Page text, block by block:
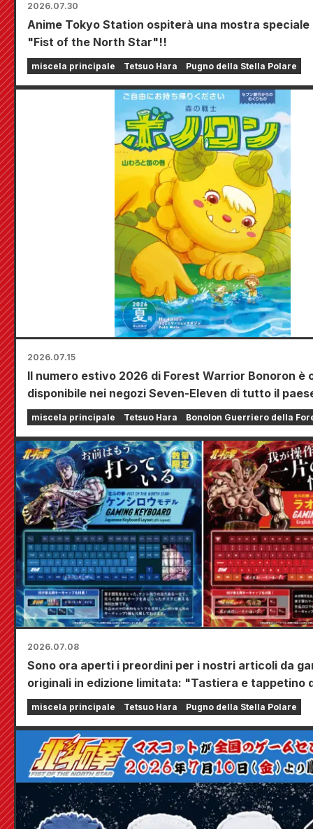
2026.07.30
Anime Tokyo Station ospiterà una mostra
"Fist of the North Star"!!
miscela principale Tetsuo Hara Pugno della Stella Polare
2026.07.15
Il numero estivo 2026 di Forest Warrior Bonoron è
disponibile nei negozi Seven-Eleven di tutto il
miscela principale Tetsuo Hara Bonolon Guerriero della
2026.07.08
Sono ora aperti i preordini per i nostri articoli da
originali in edizione limitata: "Tastiera e tappetino
scrivania"!
miscela principale Tetsuo Hara Pugno della Stella Polare